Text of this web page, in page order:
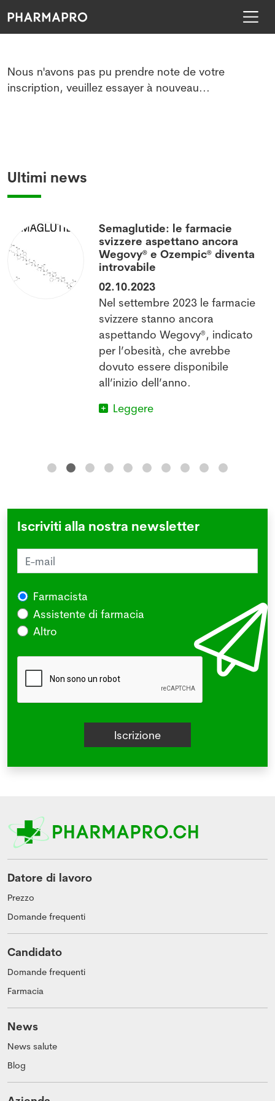
Nous n'avons pas pu prendre note de votre
inscription, veuillez essayer à nouveau...
Ultimi news
Semaglutide: le farmacie
svizzere aspettano ancora
Wegovy® e Ozempic® diventa
introvabile
02.10.2023
Nel settembre 2023 le farmacie
svizzere stanno ancora
aspettando Wegovy®, indicato
per l’obesità, che avrebbe
dovuto essere disponibile
all’inizio dell’anno.
Leggere
Iscriviti alla nostra newsletter
Farmacista
Assistente di farmacia
Altro
Datore di lavoro
Prezzo
Domande frequenti
Candidato
Domande frequenti
Farmacia
News
News salute
Blog